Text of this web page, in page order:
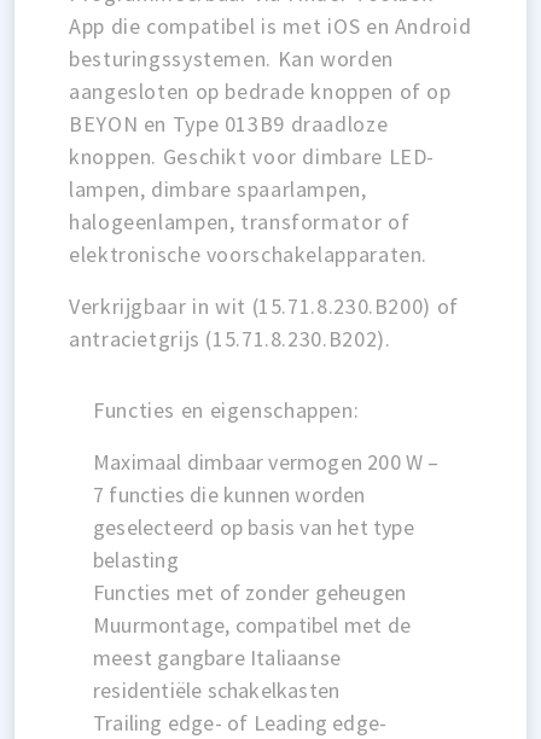
App die compatibel is met iOS en Android
besturingssystemen. Kan worden
aangesloten op bedrade knoppen of op
BEYON en Type 013B9 draadloze
knoppen. Geschikt voor dimbare LED-
lampen, dimbare spaarlampen,
halogeenlampen, transformator of
elektronische voorschakelapparaten.
Verkrijgbaar in wit (15.71.8.230.B200) of
antracietgrijs (15.71.8.230.B202).
Functies en eigenschappen:
Maximaal dimbaar vermogen 200 W –
7 functies die kunnen worden
geselecteerd op basis van het type
belasting
Functies met of zonder geheugen
Muurmontage, compatibel met de
meest gangbare Italiaanse
residentiële schakelkasten
Trailing edge- of Leading edge-